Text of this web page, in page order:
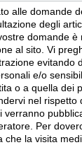
alle domande
degli
domande è
al sito. Vi
evitando
e/o
o a quella dei
nel rispetto
verranno
Per
che la visita